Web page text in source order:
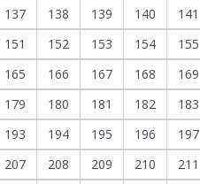
137
138 139 140 141
151
152 153 154 155
165
166 167 168 169
179
180 181 182 183
193
194 195 196 197
207
208 209 210 211